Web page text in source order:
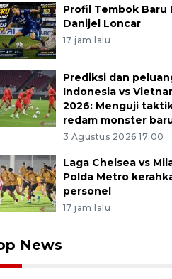
Yura Yunita tampil pada
Profil Tembok Baru
Danijel Loncar
17 jam lalu
Prediksi dan
Indonesia vs
2026: Menguji
redam monster
3 Agustus 2026 17:00
Laga Chelsea vs
Polda Metro
personel
17 jam lalu
News